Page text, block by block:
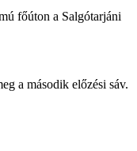
főúton a Salgótarjáni
a második előzési sáv.